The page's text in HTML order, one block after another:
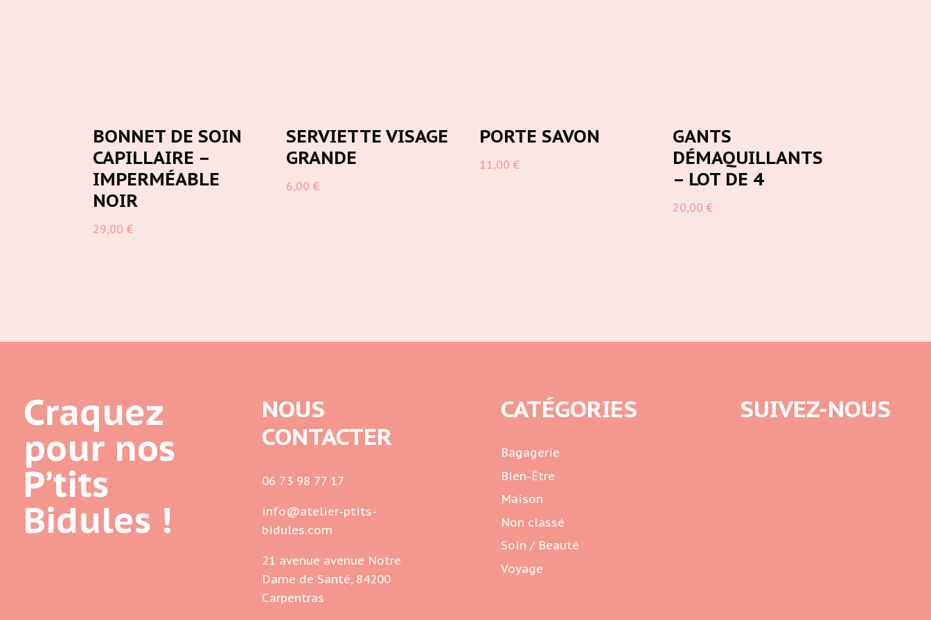
BONNET DE SOIN
CAPILLAIRE –
IMPERMÉABLE
NOIR
29,00€
SERVIETTE VISAGE
GRANDE
6,00€
PORTE SAVON
11,00€
GANTS
DÉMAQUILLANTS
– LOT DE 4
20,00€
Craquez
pour nos
P’tits
Bidules !
NOUS
CONTACTER
06 73 98 77 17
info@atelier-ptits-
bidules.com
21 avenue avenue Notre
Dame de Santé, 84200
Carpentras
CATÉGORIES
Bagagerie
Bien-Être
Maison
Non classé
Soin / Beauté
Voyage
SUIVEZ-NOUS